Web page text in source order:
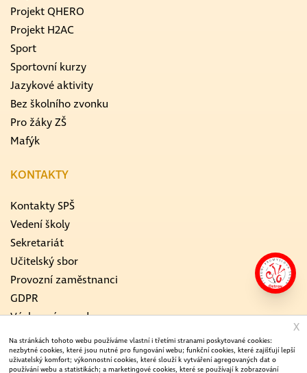
Projekt QHERO
Projekt H2AC
Sport
Sportovní kurzy
Jazykové aktivity
Bez školního zvonku
Pro žáky ZŠ
Mafýk
KONTAKTY
Kontakty SPŠ
Vedení školy
Sekretariát
Učitelský sbor
Provozní zaměstnanci
GDPR
Výchovný poradce
Školní metodik prevence
ICT koordinátor
X
Na stránkách tohoto webu používáme vlastní i třetími stranami poskytované cookies:
nezbytné cookies, které jsou nutné pro fungování webu; funkční cookies, které zajišťují lepší
uživatelský komfort; výkonnostní cookies, které slouží k vytváření agregovaných dat o
používání webu a statistikách; a marketingové cookies, které se používají k zobrazování